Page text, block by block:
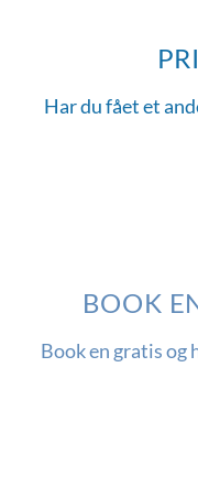
Har du fået et
BOOK
Book en gratis